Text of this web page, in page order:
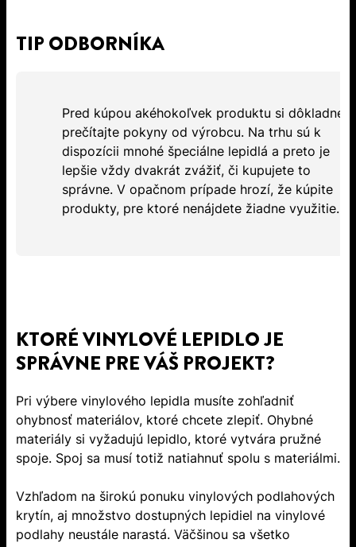
TIP ODBORNÍKA
Pred kúpou akéhokoľvek produktu si dôkladne
prečítajte pokyny od výrobcu. Na trhu sú k
dispozícii mnohé špeciálne lepidlá a preto je
lepšie vždy dvakrát zvážiť, či kupujete to
správne. V opačnom prípade hrozí, že kúpite
produkty, pre ktoré nenájdete žiadne využitie.
KTORÉ VINYLOVÉ LEPIDLO JE
SPRÁVNE PRE VÁŠ PROJEKT?
Pri výbere vinylového lepidla musíte zohľadniť
ohybnosť materiálov, ktoré chcete zlepiť. Ohybné
materiály si vyžadujú lepidlo, ktoré vytvára pružné
spoje. Spoj sa musí totiž natiahnuť spolu s materiálmi.
Vzhľadom na širokú ponuku vinylových podlahových
krytín, aj množstvo dostupných lepidiel na vinylové
podlahy neustále narastá. Väčšinou sa všetko